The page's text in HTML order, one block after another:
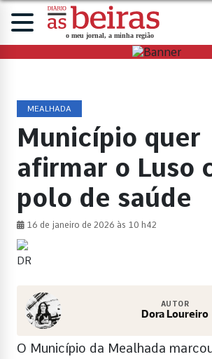
MEALHADA
Município quer
afirmar o Luso
polo de saúde
16 de janeiro de 2026 às 10 h42
DR
AUTOR
Dora Loureiro
O Município da Mealhada